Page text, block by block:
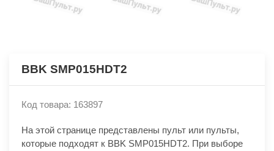
BBK SMP015HDT2
Код товара: 163897
На этой странице представлены пульт или пульты,
которые подходят к BBK SMP015HDT2. При выборе